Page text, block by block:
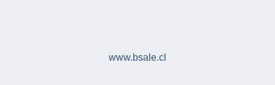
www.bsale.cl